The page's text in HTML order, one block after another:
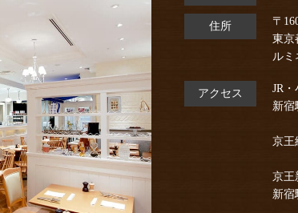
住所
〒
東京
ル
アクセス
JR
新宿
京王
京王
新宿